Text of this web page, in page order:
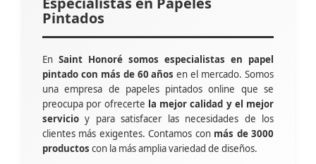
Pintados
En Saint Honoré somos especialistas en papel
pintado con más de 60 años en el mercado. Somos
una empresa de papeles pintados online que se
preocupa por ofrecerte la mejor calidad y el mejor
servicio y para satisfacer las necesidades de los
clientes más exigentes. Contamos con más de 3000
productos con la más amplia variedad de diseños.